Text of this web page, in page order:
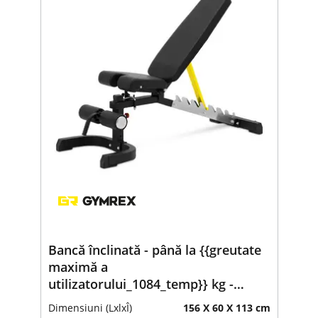
Bancă înclinată - până la {{greutate
maximă a
utilizatorului_1084_temp}} kg -
reglabilă - {{unghiul de reglaj al
Dimensiuni (LxlxÎ) 156 X 60 X 113 cm